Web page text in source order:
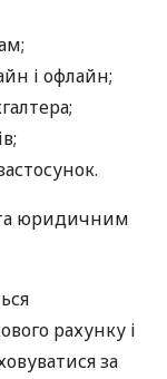
і офлайн;
юридичним
рахунку і
за